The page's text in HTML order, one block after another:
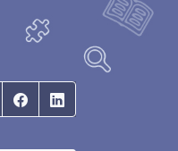
E-mail Facebook